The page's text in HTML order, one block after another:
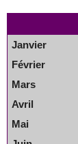
Janvier
Février
Mars
Avril
Mai